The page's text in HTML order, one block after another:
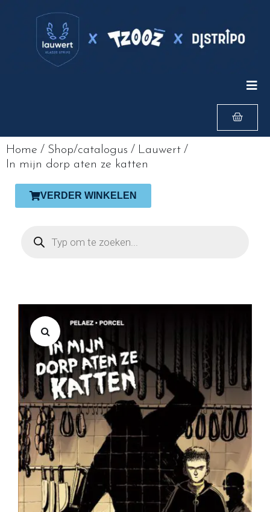
Home / Shop/catalogus / Lauwert /
In mijn dorp aten ze katten
VERDER WINKELEN